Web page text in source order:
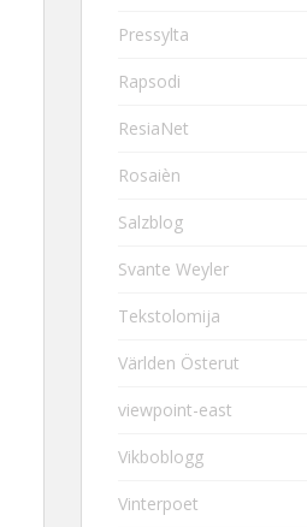
Pressylta
Rapsodi
ResiaNet
Rosaièn
Salzblog
Svante Weyler
Tekstolomija
Världen Österut
viewpoint-east
Vikboblogg
Vinterpoet